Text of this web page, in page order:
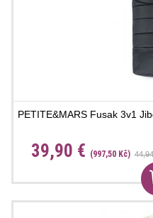
PETITE&MARS Fusak 3v1
39,90 € (997,50 Kč)